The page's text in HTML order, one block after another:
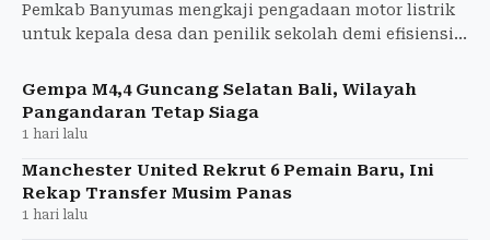
Pemkab Banyumas mengkaji pengadaan motor listrik
untuk kepala desa dan penilik sekolah demi efisiensi
lingkungan.
Gempa M4,4 Guncang Selatan Bali, Wilayah
Pangandaran Tetap Siaga
1 hari lalu
Manchester United Rekrut 6 Pemain Baru, Ini
Rekap Transfer Musim Panas
1 hari lalu